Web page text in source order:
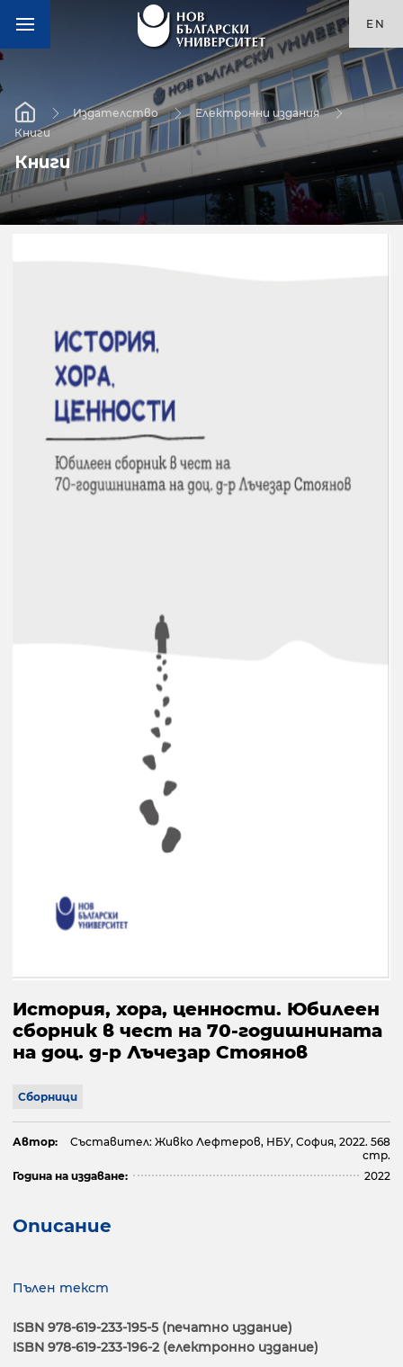
EN
Издателство
Електронни издания
Книги
Книги
История, хора, ценности. Юбилеен
сборник в чест на 70-годишнината
на доц. д-р Лъчезар Стоянов
Сборници
Автор:
Съставител: Живко Лефтеров, НБУ, София, 2022. 568
стр.
Година на издаване:
2022
Описание
Пълен текст
ISBN 978-619-233-195-5 (печатно издание)
ISBN 978-619-233-196-2 (електронно издание)